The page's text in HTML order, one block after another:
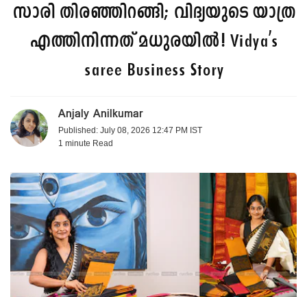
സാരി തിരഞ്ഞിറങ്ങി; വിദ്യയുടെ യാത്ര
എത്തിനിന്നത് മധുരയില്‍! Vidya's
saree Business Story
Anjaly Anilkumar
Published: July 08, 2026 12:47 PM IST
1 minute Read